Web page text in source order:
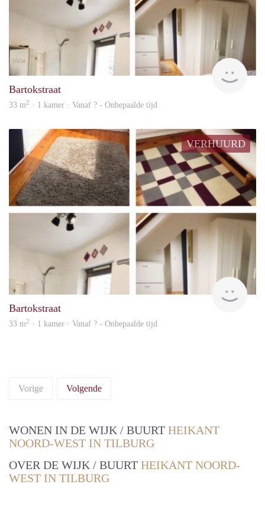
Bartokstraat
33 m2 · 1 kamer · Vanaf ? - Onbepaalde tijd
VERHUURD
Bartokstraat
33 m2 · 1 kamer · Vanaf ? - Onbepaalde tijd
Vorige Volgende
WONEN IN DE WIJK / BUURT HEIKANT
NOORD-WEST IN TILBURG
OVER DE WIJK / BUURT HEIKANT NOORD-
WEST IN TILBURG